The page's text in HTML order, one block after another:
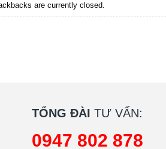
are currently closed.
TỔNG ĐÀI TƯ VẤN:
0947 802 878